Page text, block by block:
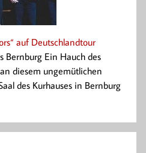
auf Deutschlandtour
Bernburg Ein Hauch des
diesem ungemütlichen
des Kurhauses in Bernburg